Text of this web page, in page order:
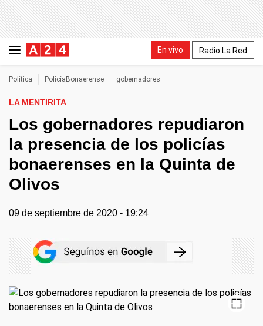
En vivo Radio La Red
Política PolicíaBonaerense gobernadores
LA MENTIRITA
Los gobernadores repudiaron
la presencia de los policías
bonaerenses en la Quinta de
Olivos
09 de septiembre de 2020 - 19:24